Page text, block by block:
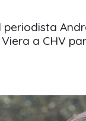
periodista
a CHV